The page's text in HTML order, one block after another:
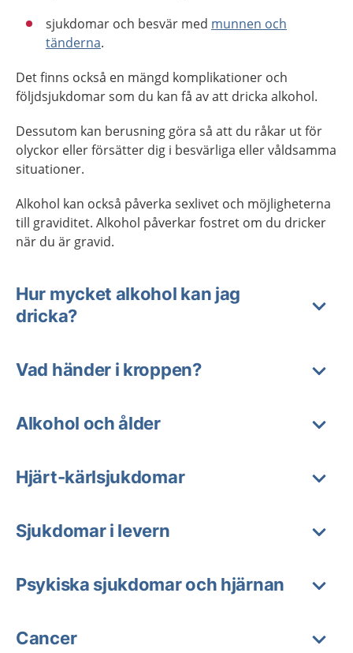
sjukdomar och besvär med munnen och
tänderna.
Det finns också en mängd komplikationer och
följdsjukdomar som du kan få av att dricka alkohol.
Dessutom kan berusning göra så att du råkar ut för
olyckor eller försätter dig i besvärliga eller våldsamma
situationer.
Alkohol kan också påverka sexlivet och möjligheterna
till graviditet. Alkohol påverkar fostret om du dricker
när du är gravid.
Hur mycket alkohol kan jag
dricka?
Vad händer i kroppen?
Alkohol och ålder
Hjärt-kärlsjukdomar
Sjukdomar i levern
Psykiska sjukdomar och hjärnan
Cancer